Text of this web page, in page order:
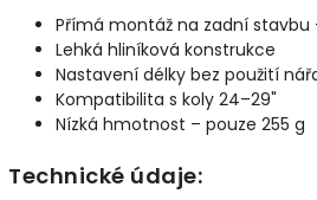
Přímá montáž na zadní
Lehká hliníková konstrukce
Nastavení délky bez použití
Kompatibilita s koly 24–29"
Nízká hmotnost – pouze 255 g
Technické údaje: